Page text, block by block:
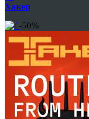
Хакер
-50%